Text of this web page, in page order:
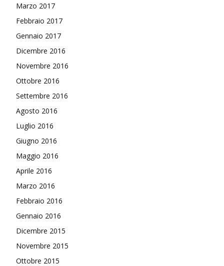
Marzo 2017
Febbraio 2017
Gennaio 2017
Dicembre 2016
Novembre 2016
Ottobre 2016
Settembre 2016
Agosto 2016
Luglio 2016
Giugno 2016
Maggio 2016
Aprile 2016
Marzo 2016
Febbraio 2016
Gennaio 2016
Dicembre 2015
Novembre 2015
Ottobre 2015